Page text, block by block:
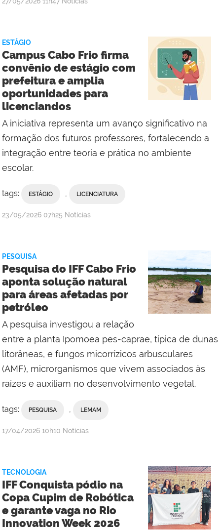
Campus
Cabo
Frio
ESTÁGIO
Campus Cabo Frio firma
convênio de estágio com
prefeitura e amplia
oportunidades para
licenciandos
A iniciativa representa um avanço significativo na
formação dos futuros professores, fortalecendo a
integração entre teoria e prática no ambiente
escolar.
tags: ESTÁGIO , LICENCIATURA
por
Frio
com
Comunicação
Social
da
Reitoria
publicado
23/05/2026 07h25 Notícias
PESQUISA
Pesquisa do IFF Cabo Frio
aponta solução natural
para áreas afetadas por
petróleo
A pesquisa investigou a relação
entre a planta Ipomoea pes-caprae, típica de dunas
litorâneas, e fungos micorrízicos arbusculares
(AMF), microrganismos que vivem associados às
raízes e auxiliam no desenvolvimento vegetal.
tags: PESQUISA LEMAM
por
IFF
Campus
Cabo
Frio
publicado
17/04/2026 10h10 Notícias
TECNOLOGIA
IFF Conquista pódio na
Copa Cupim de Robótica
e garante vaga no Rio
Innovation Week 2026